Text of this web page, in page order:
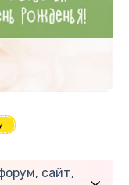
сайт,